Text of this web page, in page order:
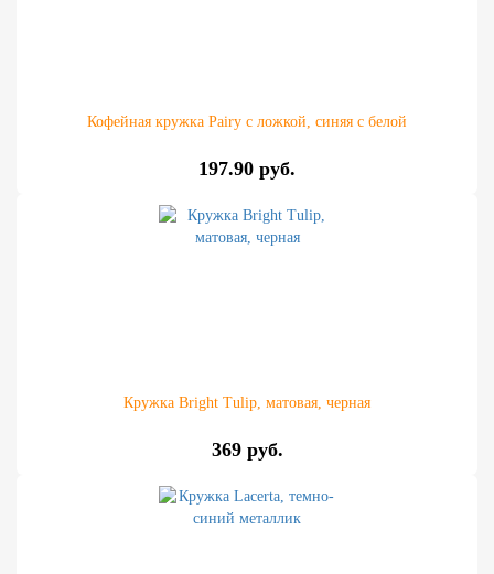
Кофейная кружка Pairy с ложкой, синяя с белой
197.90 руб.
Кружка Bright Tulip, матовая, черная
369 руб.